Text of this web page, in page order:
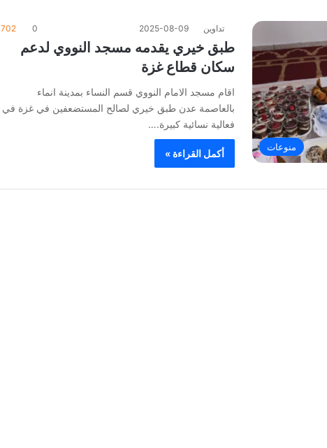
منوعات
تداوين 2025-08-09
0
702
طبق خيري يقدمه مسجد النووي لدعم
سكان قطاع غزة
اقام مسجد الامام النووي قسم النساء بمدينة انماء
بالعاصمة عدن طبق خيري لصالح المستضعفين في غزة في
فعالية نسائية كبيرة.…
أكمل القراءة »